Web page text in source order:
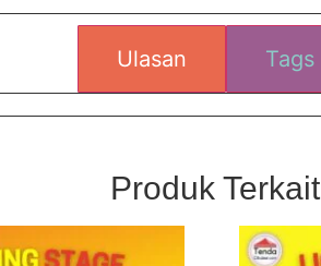
Ulasan Tags
Produk Terkait